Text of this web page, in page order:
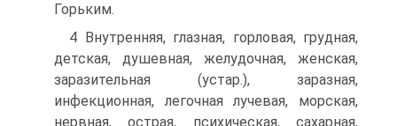
Горьким.
4 Внутренняя, глазная, горловая, грудная,
детская, душевная, желудочная, женская,
заразительная (устар.), заразная,
инфекционная, легочная лучевая, морская,
нервная, острая, психическая, сахарная,